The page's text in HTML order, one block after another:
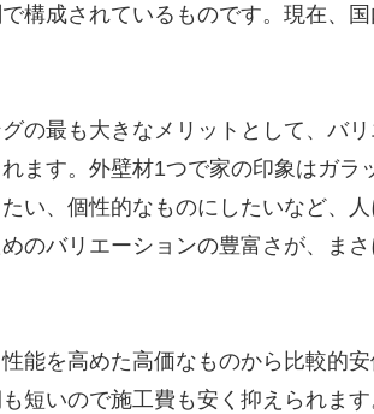
構成されているものです。現在、
の最も大きなメリットとして、バ
ます。外壁材1つで家の印象はガ
い、個性的なものにしたいなど、
のバリエーションの豊富さが、ま
能を高めた高価なものから比較的
短いので施工費も安く抑えられま